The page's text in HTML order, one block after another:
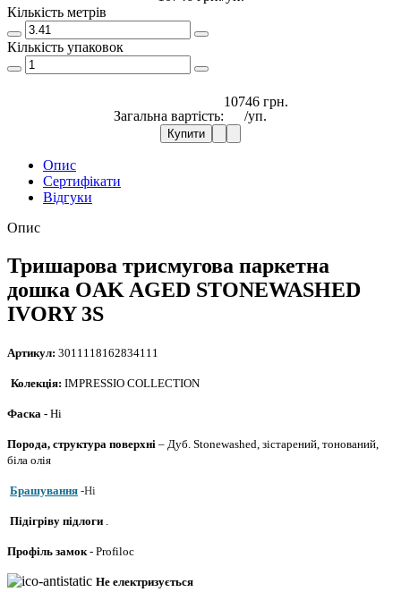
Кількість метрів
Кількість упаковок
Загальна вартість:
10746 грн.
/уп.
Купити
Опис
Сертифікати
Відгуки
Опис
Тришарова трисмугова паркетна
дошка OAK AGED STONEWASHED
IVORY 3S
Артикул: 3011118162834111
Колекція: IMPRESSIO COLLECTION
Фаска - Ні
Порода, структура поверхні – Дуб. Stonewashed, зістарений, тонований,
біла олія
Брашування -Ні
Підігріву підлоги
Профіль замок - Profiloc
Не електризується